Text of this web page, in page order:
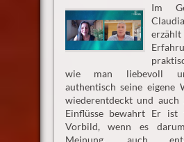
Im
wie man liebevoll
authentisch seine eigene
wiederentdeckt und auch
Einflüsse bewahrt Er
Vorbild, wenn es
Meinung, auch